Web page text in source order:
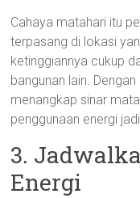
Cahaya matahari itu
terpasang di lokasi
ketinggiannya cukup
bangunan lain.
menangkap sinar
penggunaan energi
3.
Energi